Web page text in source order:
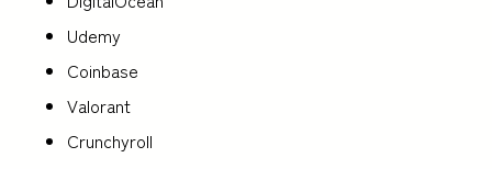
Udemy
Coinbase
Valorant
Crunchyroll